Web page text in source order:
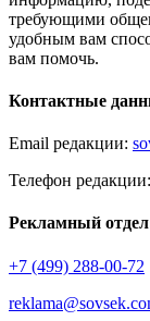
требующими
удобным вам
вам помочь.
Контактные
Email редакции:
Телефон редакции:
Рекламный
+7 (499) 288-00-72